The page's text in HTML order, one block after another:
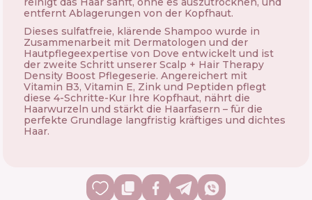
entfernt Ablagerungen von der Kopfhaut.
Dieses sulfatfreie, klärende Shampoo wurde in
Zusammenarbeit mit Dermatologen und der
Hautpflegeexpertise von Dove entwickelt und ist
der zweite Schritt unserer Scalp + Hair Therapy
Density Boost Pflegeserie. Angereichert mit
Vitamin B3, Vitamin E, Zink und Peptiden pflegt
diese 4-Schritte-Kur Ihre Kopfhaut, nährt die
Haarwurzeln und stärkt die Haarfasern – für die
perfekte Grundlage langfristig kräftiges und dichtes
Haar.